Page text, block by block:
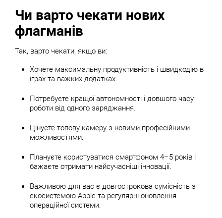
Чи варто чекати нових
флагманів
Так, варто чекати, якщо ви:
Хочете максимальну продуктивність і швидкодію в
іграх та важких додатках.
Потребуєте кращої автономності і довшого часу
роботи від одного заряджання.
Цінуєте топову камеру з новими професійними
можливостями.
Плануєте користуватися смартфоном 4–5 років і
бажаєте отримати найсучасніші інновації.
Важливою для вас є довгострокова сумісність з
екосистемою Apple та регулярні оновлення
операційної системи.